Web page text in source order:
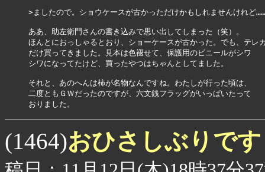
>ましたので。ショウケースが古かっただけかもしれませんけれど
ああ、助左衛門さんの書き込みで思い出してしまった（笑）。
ほんとにおっしゃるとおり、ショーケースが古かった。でも、テレ
だけ買ってきました。見本は色褪せて、保護用のビニールがシワ
シワになってたけど、買ったやつはちゃんとしてました。
それと、あのへんは柿が名物なんですね。わたしが行った頃は、
二度ともＧＷだったのですが、六文銭フラッグがいっぱいたって
おりました。
(1464)おひさしぶりで